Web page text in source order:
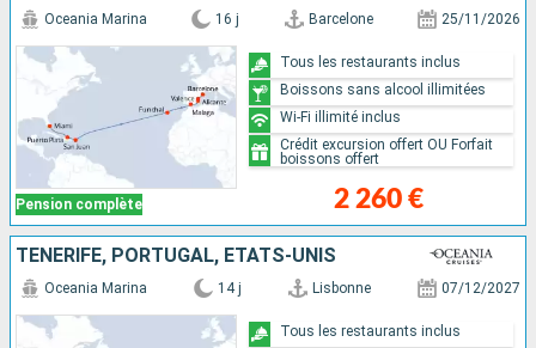
Pension complète
Oceania Marina 16 j Barcelone 25/11/2026
2 260 €
Tous les restaurants inclus
Boissons sans alcool illimitées
Wi-Fi illimité inclus
Crédit excursion offert OU Forfait
boissons offert
TENERIFE, PORTUGAL, ÉTATS-UNIS
Oceania Marina 14 j Lisbonne 07/12/2027
Tous les restaurants inclus